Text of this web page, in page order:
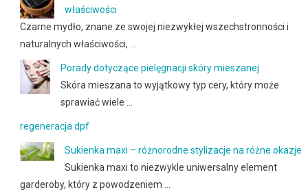
właściwości
Czarne mydło, znane ze swojej niezwykłej wszechstronności i
naturalnych właściwości, …
Porady dotyczące pielęgnacji skóry mieszanej
Skóra mieszana to wyjątkowy typ cery, który może
sprawiać wiele …
regeneracja dpf
Sukienka maxi – różnorodne stylizacje na różne okazje
Sukienka maxi to niezwykle uniwersalny element
garderoby, który z powodzeniem …